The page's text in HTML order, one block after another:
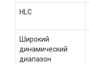
HLC
Широкий
динамический
диапазон